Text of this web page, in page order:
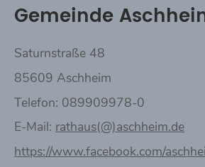
Gemeinde
Saturnstraße 48
85609 Aschheim
Telefon: 089909978-0
E-Mail: rathaus(@)aschheim.de
https://www.facebook.com/